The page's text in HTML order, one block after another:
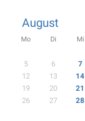
August
Mo Di Mi
5
6 7
12
13 14
19
20 21
26
27 28